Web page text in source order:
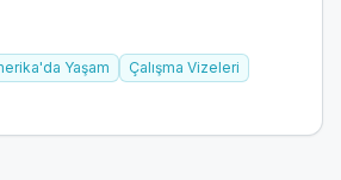
Yaşam
Çalışma Vizeleri